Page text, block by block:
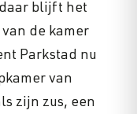
blijft het
de kamer
Parkstad nu
van
zijn zus, een